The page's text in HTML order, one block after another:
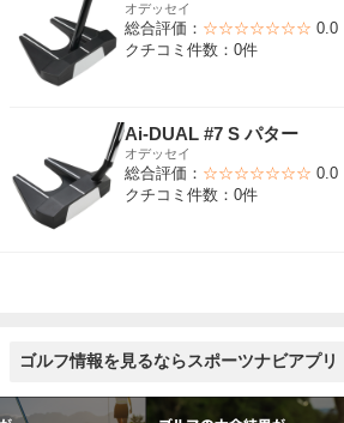
オデッセイ
総合評価： ☆☆☆☆☆☆☆ 0.0
クチコミ件数：0件
Ai-DUAL #7 S パター
オデッセイ
総合評価： ☆☆☆☆☆☆☆ 0.0
クチコミ件数：0件
ゴルフ情報を見るならスポーツナビアプリ